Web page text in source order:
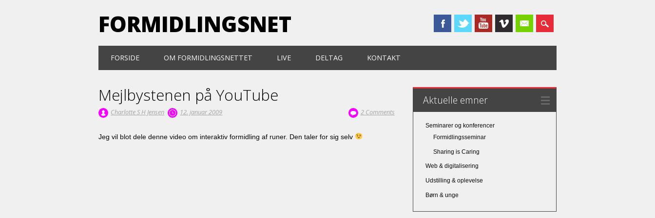
FORMIDLINGSNET
Main menu
FORSIDE OM FORMIDLINGSNETTET LIVE DELTAG KONTAKT
Mejlbystenen på YouTube
Charlotte S H Jensen 12. januar 2009 2 Comments
Jeg vil blot dele denne video om interaktiv formidling af runer. Den taler for sig selv
Aktuelle emner
Seminarer og konferencer
Formidlingsseminar
Sharing is Caring
Web & digitalisering
Udstilling & oplevelse
Børn & unge